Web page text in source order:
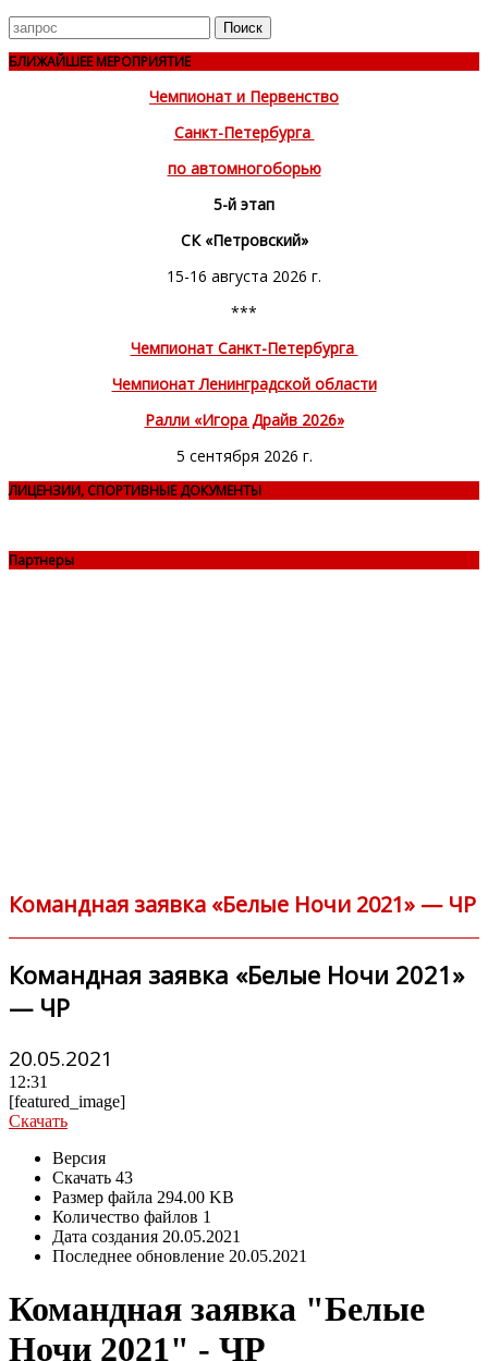
Поиск
для
БЛИЖАЙШЕЕ МЕРОПРИЯТИЕ
Чемпионат и Первенство
Санкт-Петербурга
по автомногоборью
5-й этап
СК «Петровский»
15-16 августа 2026 г.
***
Чемпионат Санкт-Петербурга
Чемпионат Ленинградской области
Ралли «Игора Драйв 2026»
5 сентября 2026 г.
ЛИЦЕНЗИИ, СПОРТИВНЫЕ ДОКУМЕНТЫ
Партнеры
Командная заявка «Белые Ночи 2021» — ЧР
Командная заявка «Белые Ночи 2021»
— ЧР
20.05.2021
12:31
[featured_image]
Скачать
Версия
Скачать 43
Размер файла 294.00 KB
Количество файлов 1
Дата создания 20.05.2021
Последнее обновление 20.05.2021
Командная заявка "Белые
Ночи 2021" - ЧР